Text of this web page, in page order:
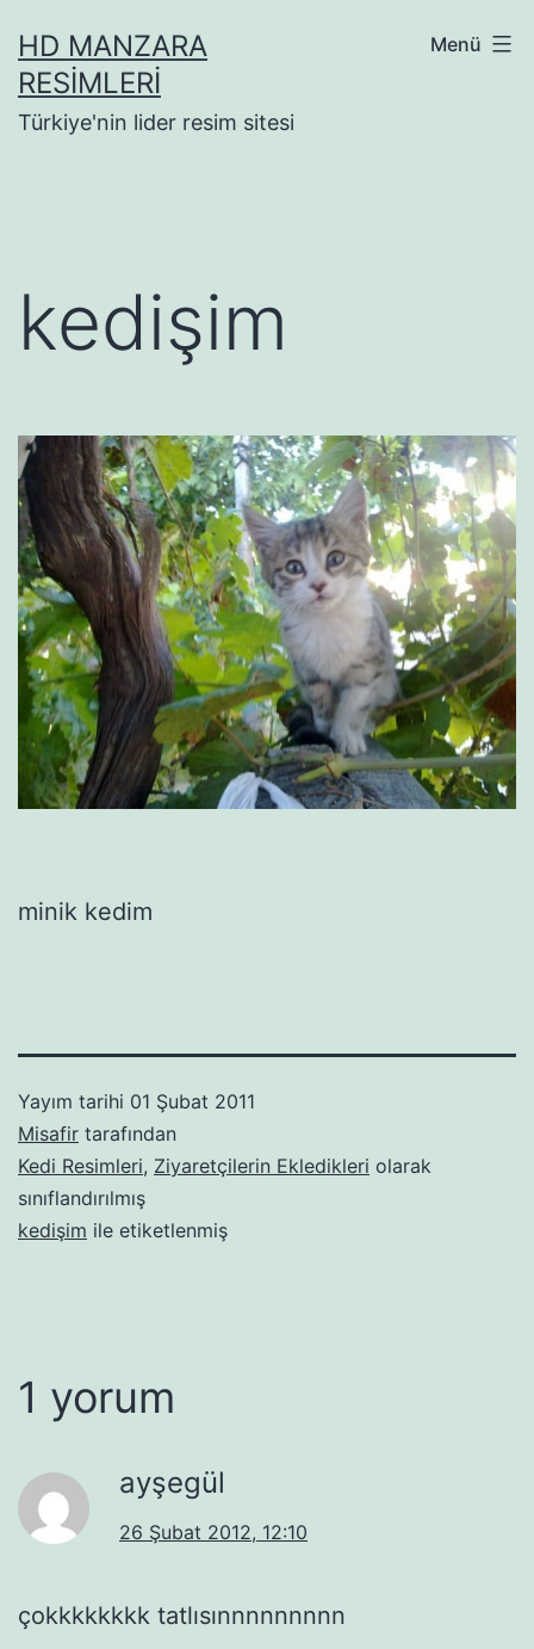
geçHD MANZARA
RESIMLERI
Türkiye'nin lider resim sitesi
Menü
kedişim
minik kedim
Yayım tarihi 01 Şubat 2011
Misafir tarafından
Kedi Resimleri, Ziyaretçilerin Ekledikleri olarak
sınıflandırılmış
kedişim ile etiketlenmiş
1 yorum
ayşegül
26 Şubat 2012, 12:10
çokkkkkkkk tatlısınnnnnnnnn